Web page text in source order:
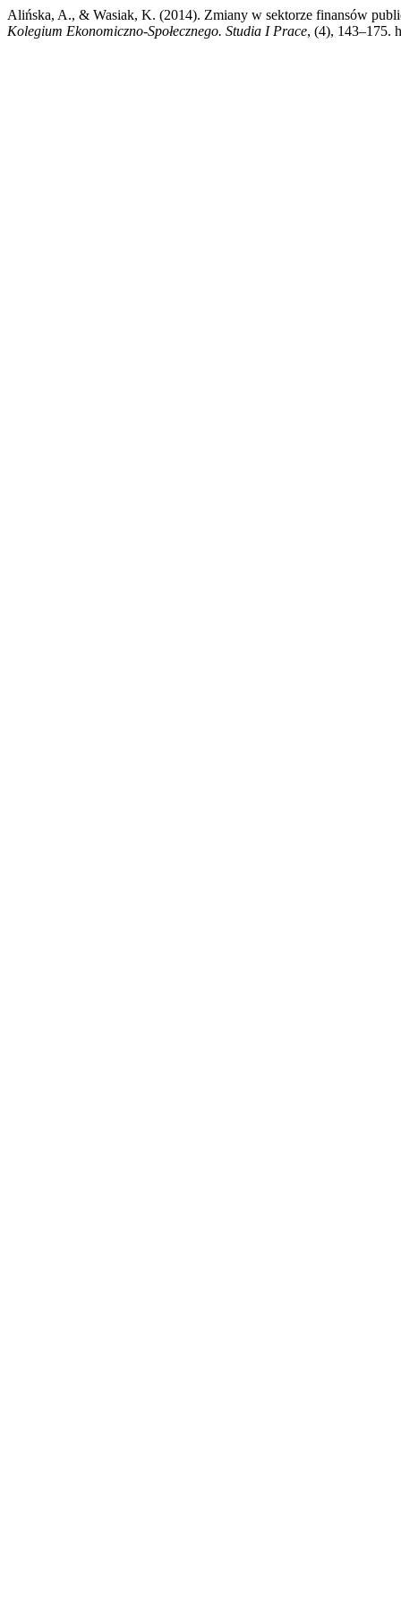
Alińska, A., & Wasiak, K. (2014). Zmiany w sektorze finansów
Kolegium Ekonomiczno-Społecznego. Studia I Prace, (4), 143–175.